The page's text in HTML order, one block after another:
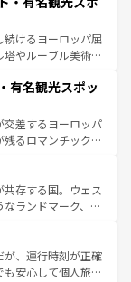
の一部となってい
や、バルセロナの
ローマ遺跡や中世
スペインはその個
続けるヨーロッパ屈
やルーブル美術館
宮殿、歴史的な大
が、訪れる者を心
国としても知ら
産にも登録されて
み方が可能だ。さ
ており、どの街角に
リ以外の個性あふ
有名観光スポッ
交差するヨーロッパ
るロマンチック街
ることがない。ベ
ルプスの絶景、そ
景は必見。ビール
新着の
てほしい。
存する国。ウェス
ランドマーク、歴
雅なアフタヌーン
国パブ、サッカー観
富。イギリスを旅
が、運行時刻が正確
安心して個人旅行